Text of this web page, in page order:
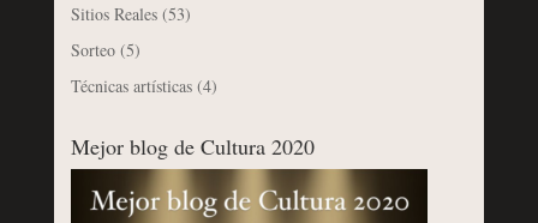
Sitios Reales(53)
Sorteo(5)
Técnicas artísticas(4)
Mejor blog de Cultura 2020